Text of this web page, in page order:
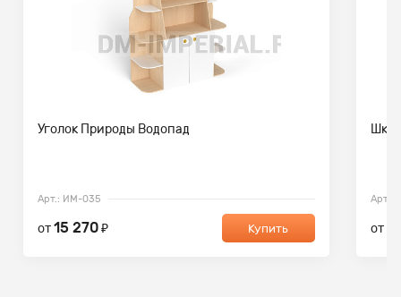
Уголок Природы Водопад
Арт.: ИМ-035
от15 270₽ Купить
Арт.:
от